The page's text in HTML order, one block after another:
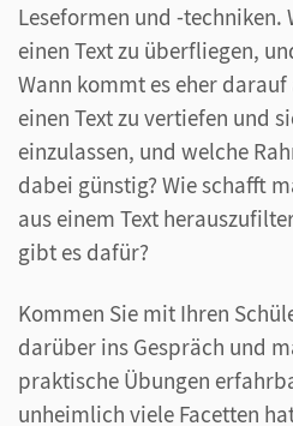
Leseformen und -techniken.
einen Text zu überfliegen,
Wann kommt es eher
einen Text zu vertiefen und
einzulassen, und welche
dabei günstig? Wie schafft
aus einem Text
gibt es dafür?
Kommen Sie mit Ihren
darüber ins Gespräch und
praktische Übungen
unheimlich viele Facetten